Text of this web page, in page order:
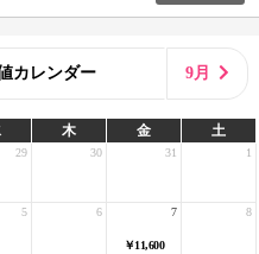
カレンダー 9月
木 金 土
29 30 31 1
5 6
￥11,600
7 8